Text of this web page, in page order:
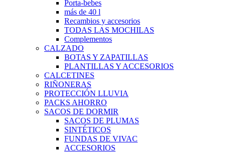
Porta-bebes
más de 40 l
Recambios y accesorios
TODAS LAS MOCHILAS
Complementos
CALZADO
BOTAS Y ZAPATILLAS
PLANTILLAS Y ACCESORIOS
CALCETINES
RIÑONERAS
PROTECCIÓN LLUVIA
PACKS AHORRO
SACOS DE DORMIR
SACOS DE PLUMAS
SINTÉTICOS
FUNDAS DE VIVAC
ACCESORIOS